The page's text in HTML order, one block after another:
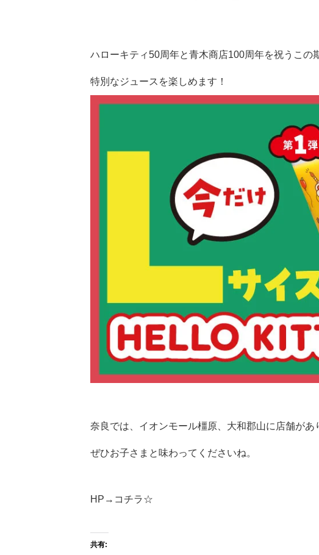
ハローキティ50周年と青木商店100周年を祝うこの
特別なジュースを楽しめます！
奈良では、イオンモール橿原、大和郡山に店舗があ
ぜひお子さまと味わってくださいね。
HP→ コチラ☆
共有: